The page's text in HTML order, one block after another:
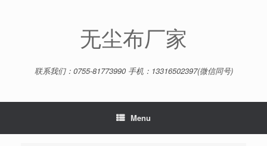
无尘布厂家
联系我们：0755-81773990 手机：13316502397(微信同号)
Menu